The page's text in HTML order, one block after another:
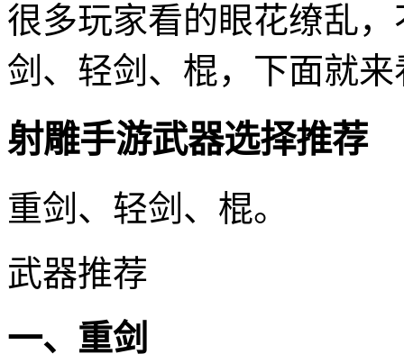
很多玩家看的眼花缭乱
剑、轻剑、棍，下面就
射雕手游武器选择推荐
重剑、轻剑、棍。
武器推荐
一、重剑